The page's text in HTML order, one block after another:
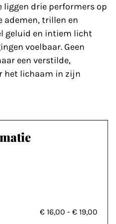
drie performers op
ademen, trillen en
geluid en intiem licht
voelbaar. Geen
een verstilde,
het lichaam in zijn
€ 16,00 - € 19,00